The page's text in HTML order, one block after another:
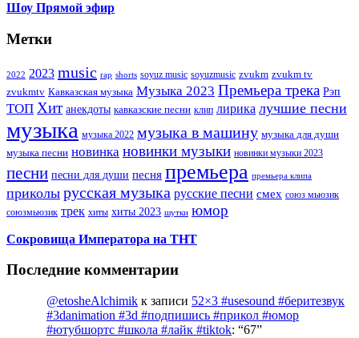
Шоу Прямой эфир
Метки
2022 2023 music rap shorts soyuz music soyuzmusic zvukm zvukm tv
zvukmtv Кавказская музыка Музыка 2023 Премьера трека Рэп
ТОП Хит анекдоты кавказские песни клип лирика лучшие песни
музыка музыка 2022 музыка в машину музыка для души
музыка песни новинка новинки музыки новинки музыки 2023
песни песни для души песня премьера премьера клипа
приколы русская музыка русские песни смех союз мьюзик
союзмьюзик трек хиты хиты 2023 шутки юмор
Сокровища Императора на ТНТ
Последние комментарии
@etosheAlchimik к записи 52×3 #usesound #беритезвук
#3danimation #3d #подпишись #прикол #юмор
#ютубшортс #школа #лайк #tiktok: “67”